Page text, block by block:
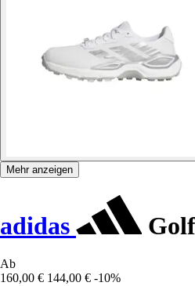
Mehr anzeigen
adidas
Ab
160,00 € 144,00 € -10%